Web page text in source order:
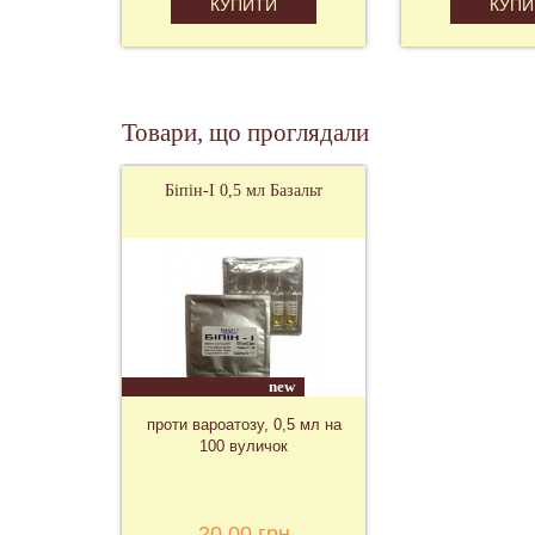
КУПИТИ
Товари, що проглядали
Біпін-І 0,5 мл Базальт
new
проти вароатозу, 0,5 мл на
100 вуличок